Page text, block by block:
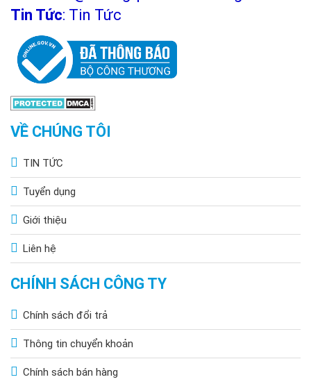
Tin Tức: Tin Tức
VỀ CHÚNG TÔI
TIN TỨC
Tuyển dụng
Giới thiệu
Liên hệ
CHÍNH SÁCH CÔNG TY
Chính sách đổi trả
Thông tin chuyển khoản
Chính sách bán hàng